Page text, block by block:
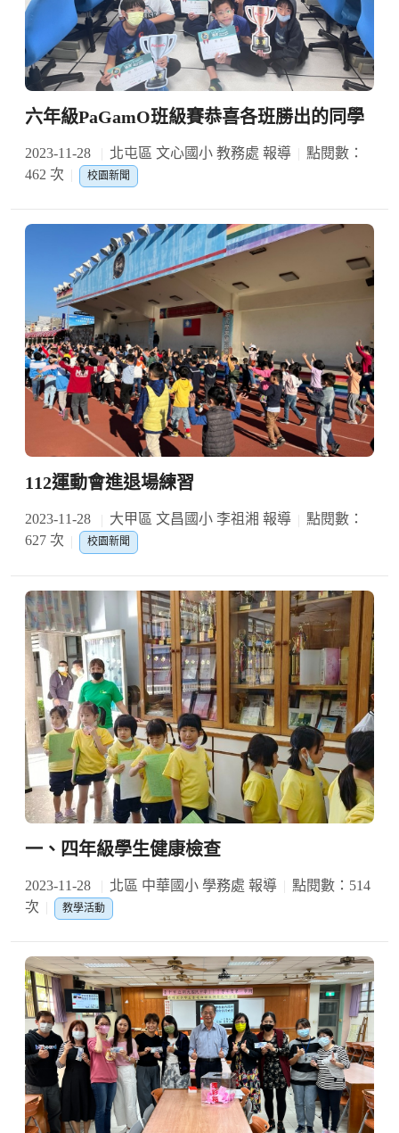
六年級PaGamO班級賽恭喜各班勝出的同學
2023-11-28 北屯區 文心國小 教務處 報導
點閱數：
462 次
校園新聞
112運動會進退場練習
2023-11-28 大甲區 文昌國小 李祖湘 報導
點閱數：
627 次
校園新聞
一、四年級學生健康檢查
2023-11-28 北區 中華國小 學務處 報導
點閱數：514
次
教學活動